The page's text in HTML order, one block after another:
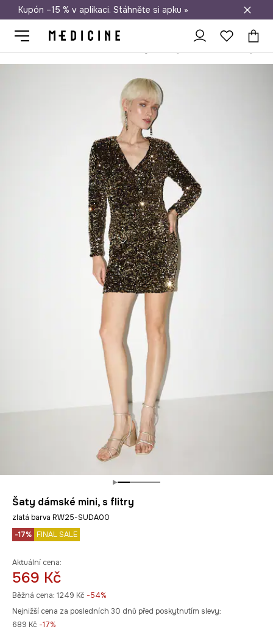
Doprava zdarma při nákupu nad 1 200 Kč
Kupón –15 % v aplikaci. Stáhněte si apku »
Šaty dámské mini, s flitry
zlatá barva RW25-SUDA00
-17% FINAL SALE
Aktuální cena:
569 Kč
Běžná cena: 1249 Kč -54%
Nejnižší cena za posledních 30 dnů před poskytnutím slevy:
689 Kč -17%